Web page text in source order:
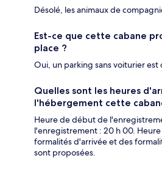
Désolé, les animaux de
Est-ce que cette cabane
place ?
Oui, un parking sans voiturier est
Quelles sont les heures
l'hébergement cette
Heure de début de
l'enregistrement : 20 h 00.
formalités d'arrivée et des
sont proposées.